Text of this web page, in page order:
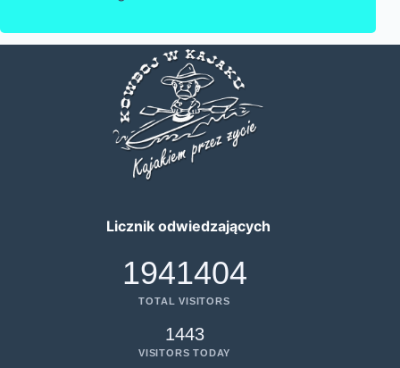
Licznik odwiedzających
1941404
TOTAL VISITORS
1443
VISITORS TODAY